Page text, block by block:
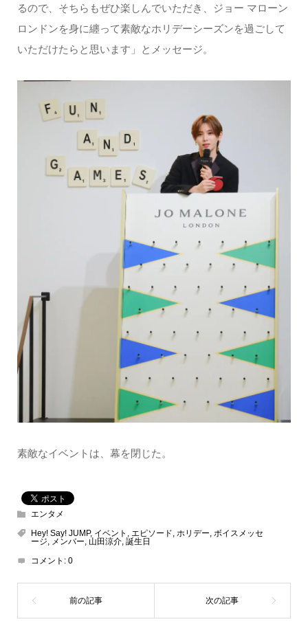
るので、そちらもぜひ楽しんでいただき、ジョー マローン
ロンドンを身に纏って素敵なホリデーシーズンを過ごして
いただけたらと思います」とメッセージ。
素敵なイベントは、幕を閉じた。
エンタメ
Hey! Say! JUMP, イベント , エピソード, ホリデー, ボイスメッセ
ージ, メンバー, 山田涼介, 誕生日
コメント: 0